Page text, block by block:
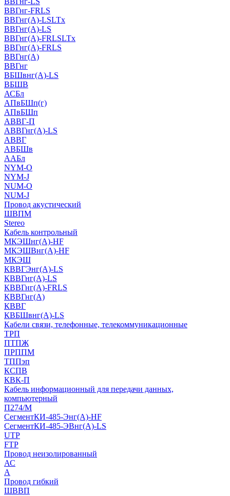
ВВГнг-FRLS
ВВГнг(А)-LSLTx
ВВГнг(А)-LS
ВВГнг(А)-FRLSLTx
ВВГнг(А)-FRLS
ВВГнг(А)
ВВГнг
ВБШвнг(А)-LS
ВБШВ
АСБл
АПвБШп(г)
АПвБШп
АВВГ-П
АВВГнг(А)-LS
АВВГ
АВБШв
ААБл
NYM-O
NYM-J
NUM-О
NUM-J
Провод акустический
ШВПМ
Stereo
Кабель контрольный
МКЭШнг(A)-HF
МКЭШВнг(А)-HF
МКЭШ
КВВГЭнг(А)-LS
КВВГнг(А)-LS
КВВГнг(А)-FRLS
КВВГнг(А)
КВВГ
КВБШвнг(А)-LS
Кабели связи, телефонные, телекоммуникационные
ТРП
ПТПЖ
ПРППМ
ТППэп
КСПВ
КВК-П
Кабель информационный для передачи данных,
компьютерный
П274/М
СегментКИ-485-Энг(А)-HF
СегментКИ-485-ЭВнг(А)-LS
UTP
FTP
Провод неизолированный
АС
А
Провод гибкий
ШВВП